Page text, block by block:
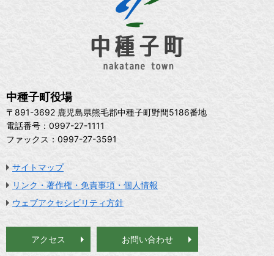
中種子町役場
〒891-3692 鹿児島県熊毛郡中種子町野間5186番地
電話番号：0997-27-1111
ファックス：0997-27-3591
サイトマップ
リンク・著作権・免責事項・個人情報
ウェブアクセシビリティ方針
アクセス お問い合わせ